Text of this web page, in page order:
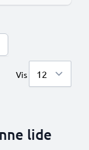
side
Vis
lide